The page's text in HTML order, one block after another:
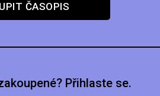
ČASOPIS
Přihlaste se.